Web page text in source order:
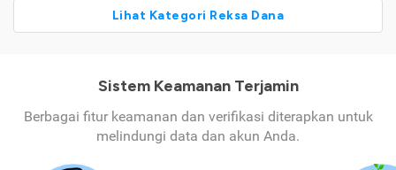
Lihat Kategori Reksa Dana
Sistem Keamanan Terjamin
Berbagai fitur keamanan dan verifikasi diterapkan untuk
melindungi data dan akun Anda.